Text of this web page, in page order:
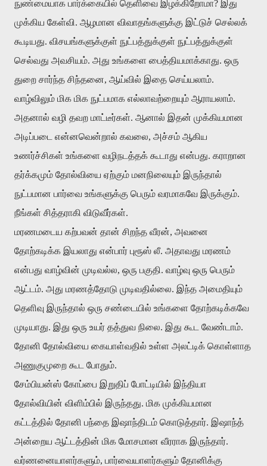
நுண்மையாக பார்க்கையில் தெளிவை இழக்கிறோமா? இது
முக்கிய கேள்வி. ஆழமான விவாதங்களுக்கு இட்டுச் செல்லக்
கூடியது. விசயங்களுக்குள் நுட்பத்துக்குள் நுட்பத்துக்குள்
செல்வது அவசியம். அது உங்களை பைத்தியமாக்காது. ஒரு
துறை சார்ந்த சிந்தனை, ஆய்வில் இதை செய்யலாம்.
வாழ்விலும் மிக மிக நுட்பமாக எல்லாவற்றையும் ஆராயலாம்.
அதனால் வழி தவற மாட்டீர்கள். ஆனால் இதன் முக்கியமான
அடிப்படை என்னவென்றால் கவலை, அச்சம் ஆகிய
உணர்ச்சிகள் உங்களை வழிநடத்தக் கூடாது என்பது. கராறான
தர்க்கமும் தோல்வியை ஏற்கும் மனநிலையும் இருந்தால்
நுட்பமான பார்வை உங்களுக்கு பெரும் வரமாகவே இருக்கும்.
நீங்கள் சித்தராகி விடுவீர்கள்.
மரணமடைய கற்பவன் தான் சிறந்த வீரன், அவனை
தோற்கடிக்க இயலாது என்பார் புரூஸ் லீ. அதாவது மரணம்
என்பது வாழ்வின் முடிவல்ல, ஒரு பகுதி. வாழ்வு ஒரு பெரும்
ஆட்டம். அது மரணத்தோடு முடிவதில்லை. இந்த அமைதியும்
தெளிவு இருந்தால் ஒரு சண்டையில் உங்களை தோற்கடிக்கவே
முடியாது. இது ஒரு உயர் தத்துவ நிலை. இது கூட வேண்டாம்.
தோனி தோல்வியை கையாள்வதில் உள்ள அலட்டிக் கொள்ளாத
அணுகுமுறை கூட போதும்.
சேம்பியன்ஸ் கோப்பை இறுதிப் போட்டியில் இந்தியா
தோல்வியின் விளிம்பில் இருந்தது. மிக முக்கியமான
கட்டத்தில் தோனி பந்தை இஷாந்திடம் கொடுத்தார். இஷாந்த்
அன்றைய ஆட்டத்தின் மிக மோசமான வீரராக இருந்தார்.
வர்ணனையாளர்களும், பார்வையாளர்களும் தோனிக்கு